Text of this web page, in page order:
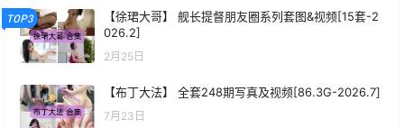
TOP3
【徐珺大哥】 舰长提督朋友圈系列套图&视频[15套-2
026.2]
2月25日
【布丁大法】 全套248期写真及视频[86.3G-2026.7]
7月23日